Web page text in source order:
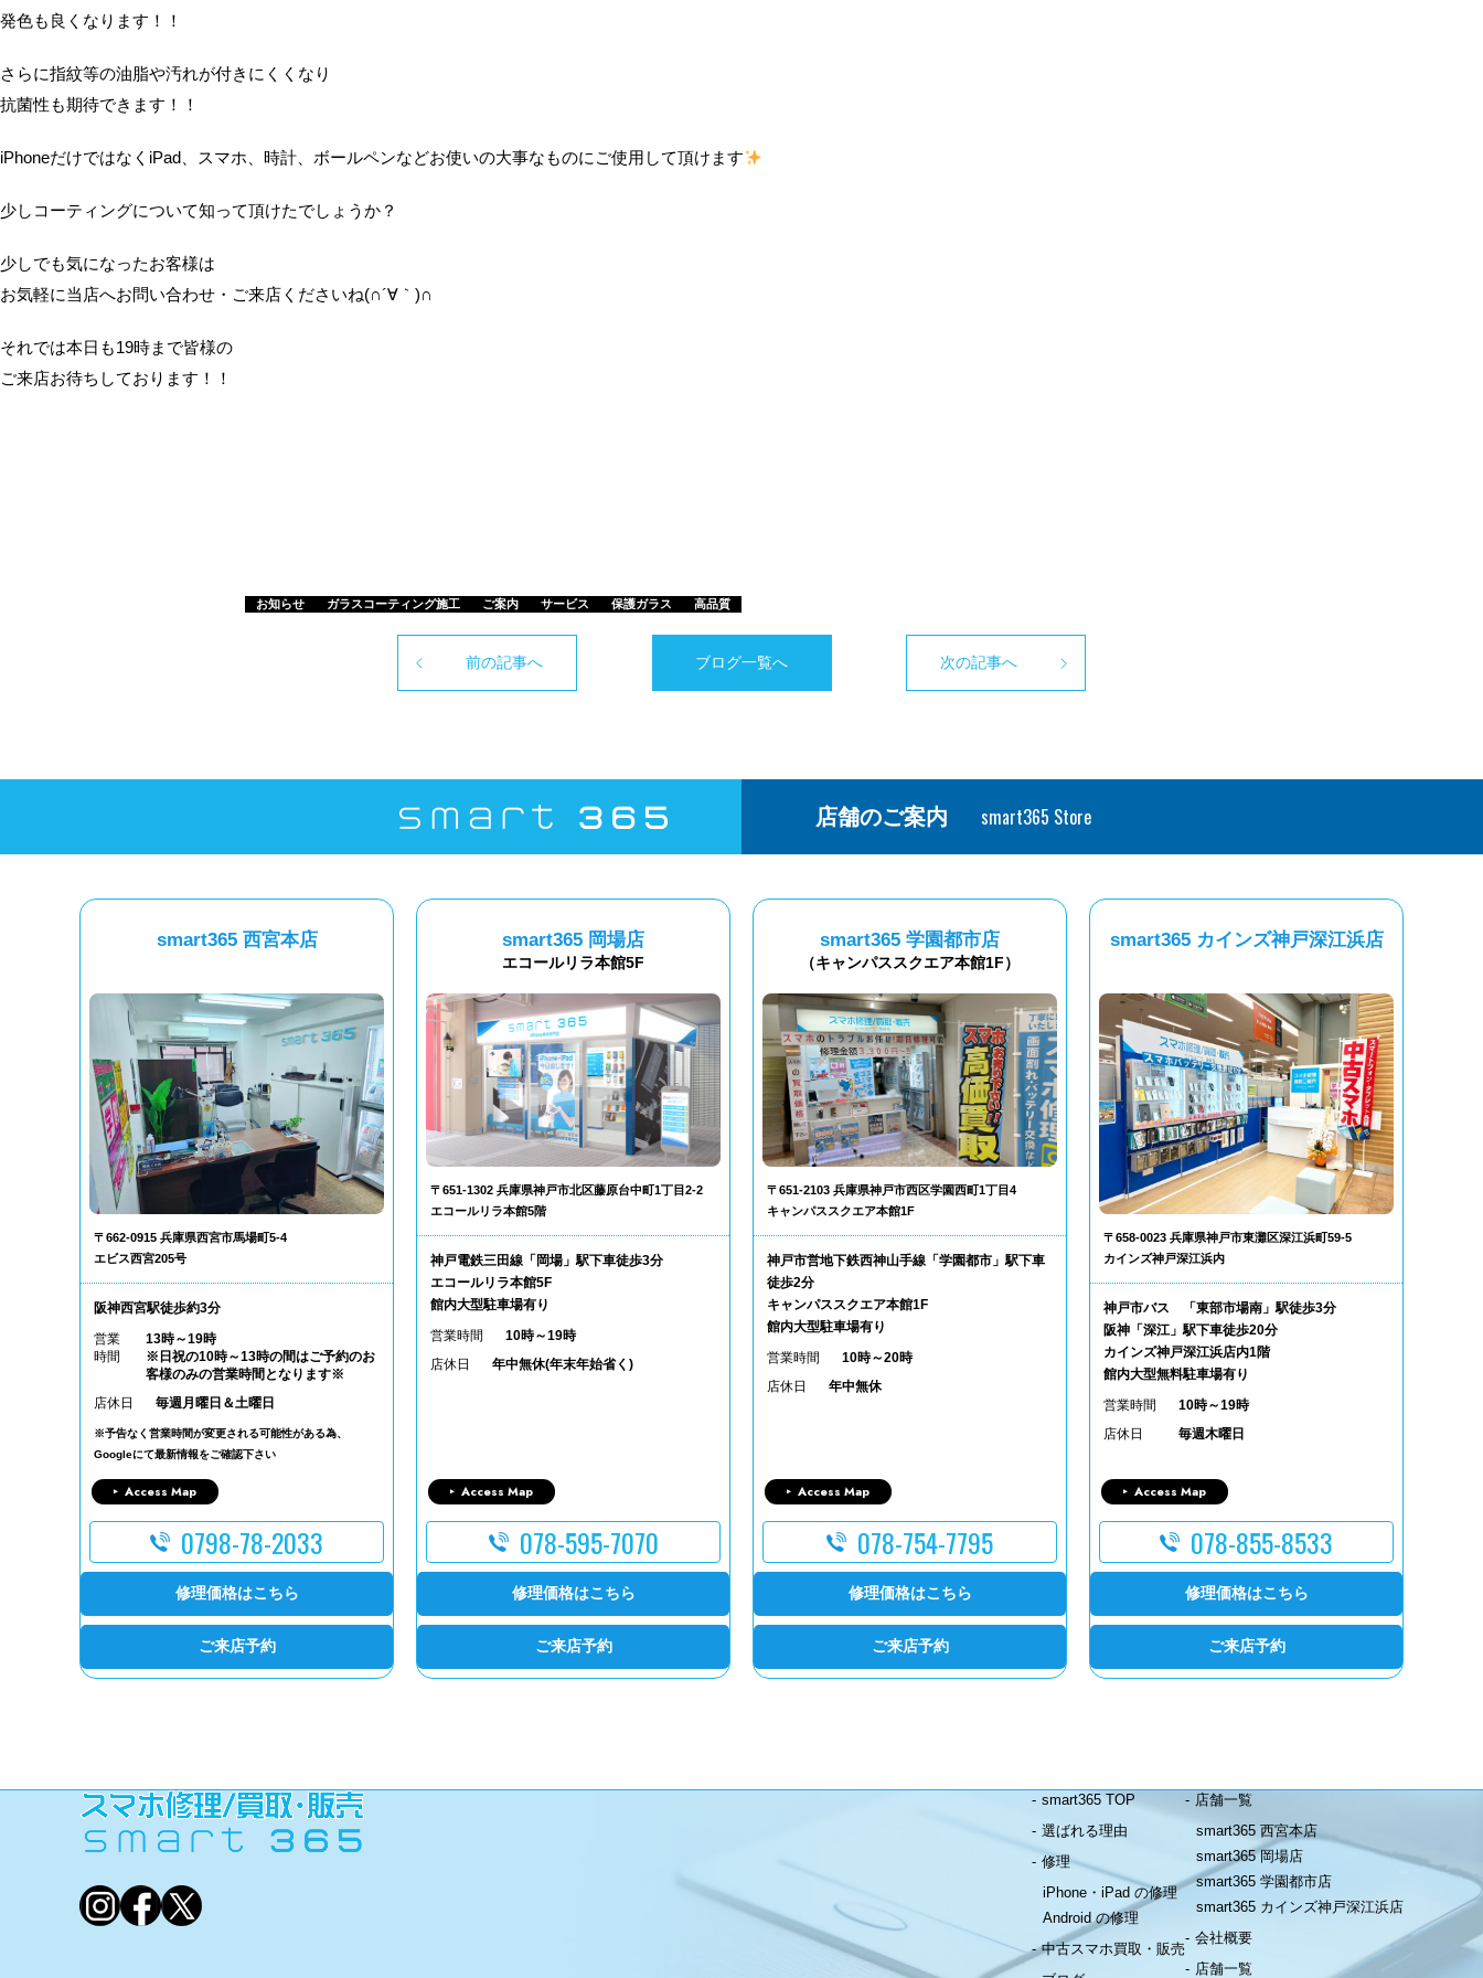
発色も良くなります！！
さらに指紋等の油脂や汚れが付きにくくなり
抗菌性も期待できます！！
iPhoneだけではなくiPad、スマホ、時計、ボールペンなどお使いの大事なものにご使用して頂けます
少しコーティングについて知って頂けたでしょうか？
少しでも気になったお客様は
お気軽に当店へお問い合わせ・ご来店くださいね(∩´∀｀)∩
それでは本日も19時まで皆様の
ご来店お待ちしております！！
お知らせ ガラスコーティング施工 ご案内 サービス 保護ガラス 高品質
前の記事へ ブログ一覧へ 次の記事へ
店舗のご案内 smart365 Store
smart365 西宮本店
〒662-0915 兵庫県西宮市馬場町5-4
エビス西宮205号
阪神西宮駅徒歩約3分
営業
時間
13時～19時
※日祝の10時～13時の間はご予約のお
客様のみの営業時間となります※
店休日
毎週月曜日＆土曜日
※予告なく営業時間が変更される可能性がある為、
Googleにて最新情報をご確認下さい
Access Map
0798-78-2033
修理価格はこちら
ご来店予約
smart365 岡場店
エコールリラ本館5F
〒651-1302 兵庫県神戸市北区藤原台中町1丁目2-2
エコールリラ本館5階
神戸電鉄三田線「岡場」駅下車徒歩3分
エコールリラ本館5F
館内大型駐車場有り
営業時間
10時～19時
店休日
年中無休(年末年始省く)
Access Map
078-595-7070
修理価格はこちら
ご来店予約
smart365 学園都市店
（キャンパススクエア本館1F）
〒651-2103 兵庫県神戸市西区学園西町1丁目4
キャンパススクエア本館1F
神戸市営地下鉄西神山手線「学園都市」駅下車
徒歩2分
キャンパススクエア本館1F
館内大型駐車場有り
営業時間
10時～20時
店休日
年中無休
Access Map
078-754-7795
修理価格はこちら
ご来店予約
smart365 カインズ神戸深江浜店
〒658-0023 兵庫県神戸市東灘区深江浜町59-5
カインズ神戸深江浜内
神戸市バス 「東部市場南」駅徒歩3分
阪神「深江」駅下車徒歩20分
カインズ神戸深江浜店内1階
館内大型無料駐車場有り
営業時間
10時～19時
店休日
毎週木曜日
Access Map
078-855-8533
修理価格はこちら
ご来店予約
smart365 TOP
選ばれる理由
修理
iPhone・iPad の修理
Android の修理
中古スマホ買取・販売
店舗一覧
smart365 西宮本店
smart365 岡場店
smart365 学園都市店
smart365 カインズ神戸深江浜店
会社概要
店舗一覧